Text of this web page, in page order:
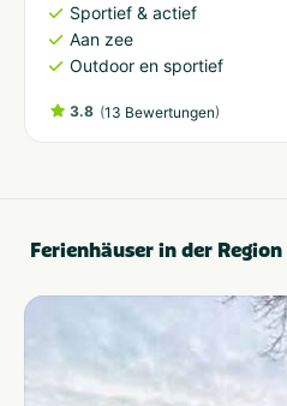
Sportief & actief
Aan zee
Outdoor en sportief
3.8 (13 Bewertungen)
Ferienhäuser in der Region